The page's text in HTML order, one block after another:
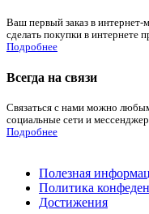
Ваш первый заказ в
сделать покупки в интернете
Подробнее
Всегда на связи
Связаться с нами можно
социальные сети и
Подробнее
Полезная
Политика
Достижения